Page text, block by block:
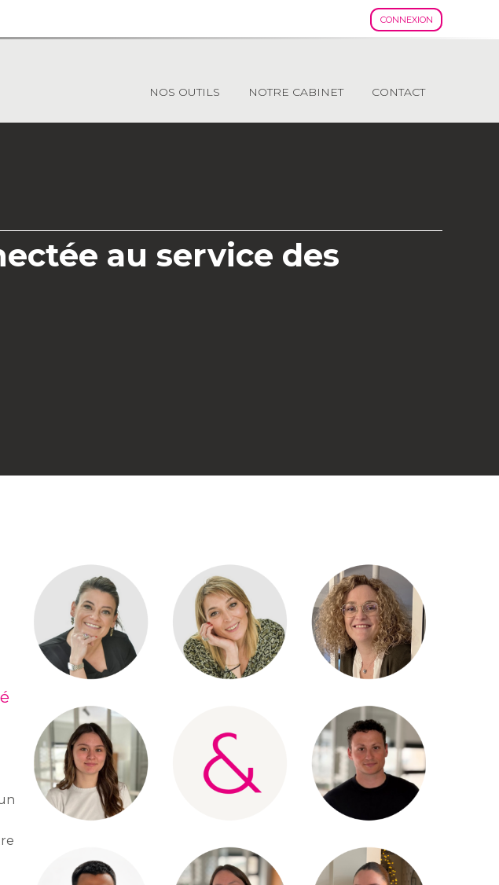
CONNEXION
Principal
NOS OUTILS NOTRE CABINET CONTACT
au service des